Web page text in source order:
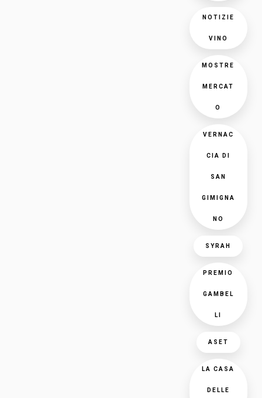
NOTIZIE
VINO
MOSTRE
MERCAT
O
VERNAC
CIA DI
SAN
GIMIGNA
NO
SYRAH
PREMIO
GAMBEL
LI
ASET
LA CASA
DELLE